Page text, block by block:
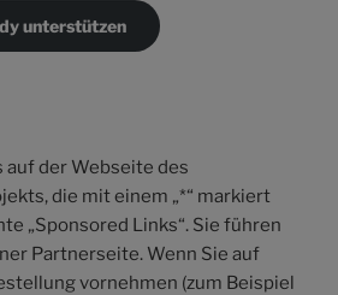
unterstützen
auf der Webseite des
die mit einem „*“ markiert
„Sponsored Links“. Sie führen
Partnerseite. Wenn Sie auf
vornehmen (zum Beispiel